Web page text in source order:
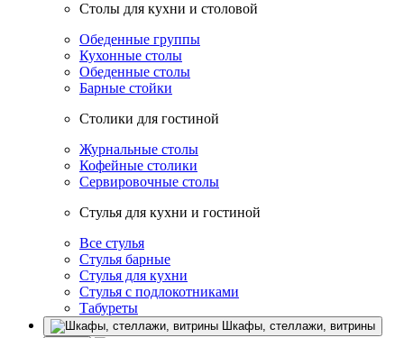
Столы для кухни и столовой
Обеденные группы
Кухонные столы
Обеденные столы
Барные стойки
Столики для гостиной
Журнальные столы
Кофейные столики
Сервировочные столы
Стулья для кухни и гостиной
Все стулья
Стулья барные
Стулья для кухни
Стулья с подлокотниками
Табуреты
Шкафы, стеллажи, витрины